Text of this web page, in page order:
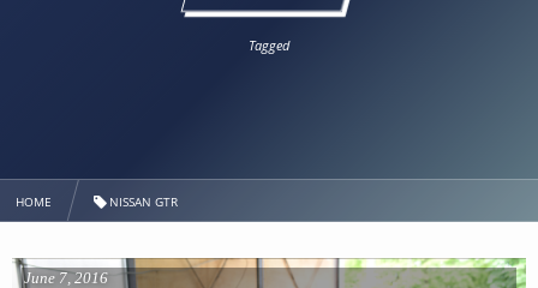
Tagged
HOME NISSAN GTR
June 7, 2016